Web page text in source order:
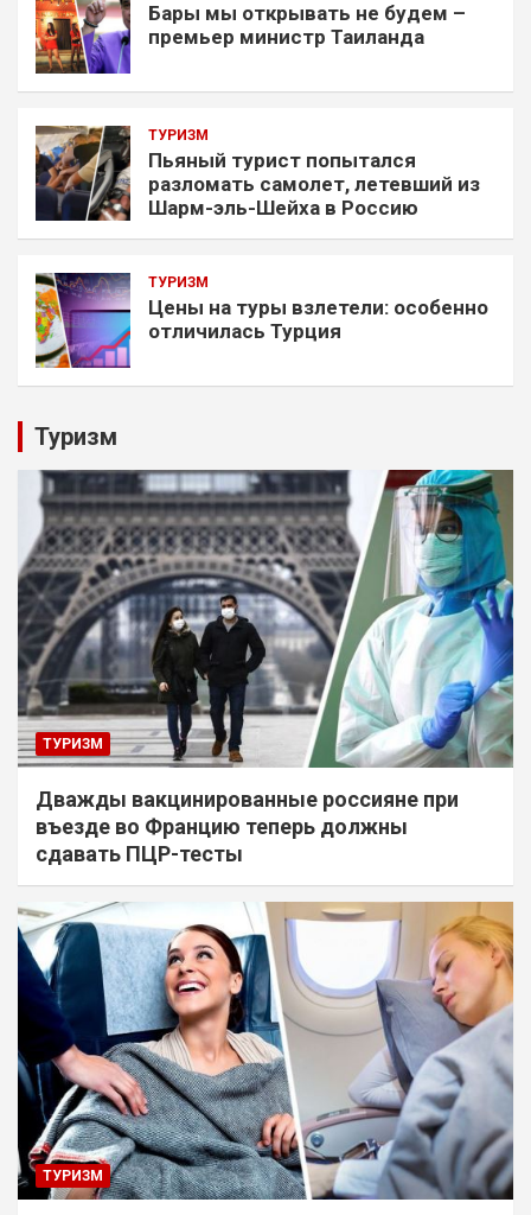
Бары мы открывать не будем –
премьер министр Таиланда
ТУРИЗМ
Пьяный турист попытался
разломать самолет, летевший из
Шарм-эль-Шейха в Россию
ТУРИЗМ
Цены на туры взлетели: особенно
отличилась Турция
Туризм
ТУРИЗМ
Дважды вакцинированные россияне при
въезде во Францию теперь должны
сдавать ПЦР-тесты
ТУРИЗМ